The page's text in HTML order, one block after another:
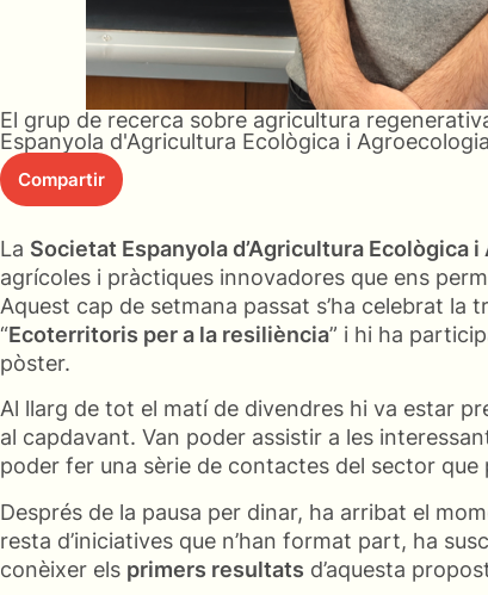
El grup de recerca sobre agricultura
Espanyola d'Agricultura Ecològica i
Compartir
La Societat Espanyola d’Agricultura Ecològica
agrícoles i pràctiques innovadores que ens
Aquest cap de setmana passat s’ha celebrat
“Ecoterritoris per a la resiliència” i hi ha
pòster.
Al llarg de tot el matí de divendres hi va estar
al capdavant. Van poder assistir a les
poder fer una sèrie de contactes del sector
Després de la pausa per dinar, ha arribat el
resta d’iniciatives que n’han format part, ha
conèixer els primers resultats d’aquesta